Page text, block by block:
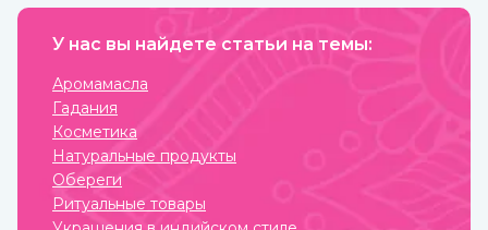
можно сказать о пищевых
Индийская кухня одна из
У нас вы найдете статьи на темы:
Аромамасла
Гадания
Косметика
Натуральные продукты
Обереги
Ритуальные товары